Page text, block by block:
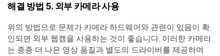
해결 방법 5. 외부 카메라 사용
위의 방법으로 문제가 카메라 하드웨어와 관련이 있음이 확
인되면 외부 웹캠을 사용하는 것이 좋습니다. 이러한 카메라
는 종종 더 나은 영상 품질과 별도의 드라이버를 제공하여